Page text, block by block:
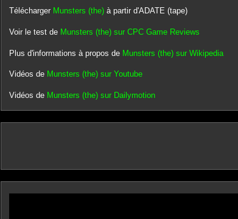
Télécharger Munsters (the)à partir d'ADATE (tape)
Voir le test de Munsters (the) sur CPC Game Reviews
Plus d'informations à propos de Munsters (the) sur Wikipedia
Vidéos de Munsters (the) sur Youtube
Vidéos de Munsters (the) sur Dailymotion